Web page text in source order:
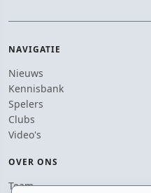
NAVIGATIE
Nieuws
Kennisbank
Spelers
Clubs
Video's
OVER ONS
Team